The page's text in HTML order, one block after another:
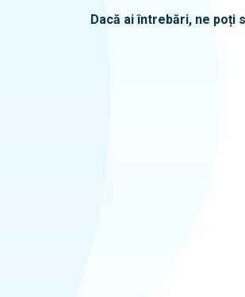
Dacă ai întrebări, ne poți